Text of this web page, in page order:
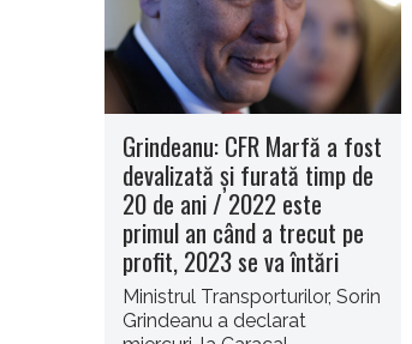
Grindeanu: CFR Marfă a fost
devalizată şi furată timp de
20 de ani / 2022 este
primul an când a trecut pe
profit, 2023 se va întări
Ministrul Transporturilor, Sorin
Grindeanu a declarat